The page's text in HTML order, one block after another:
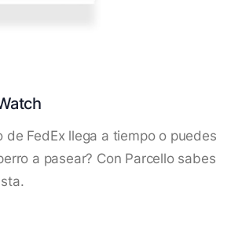
de FedEx llega a tiempo o puedes
a pasear? Con Parcello sabes